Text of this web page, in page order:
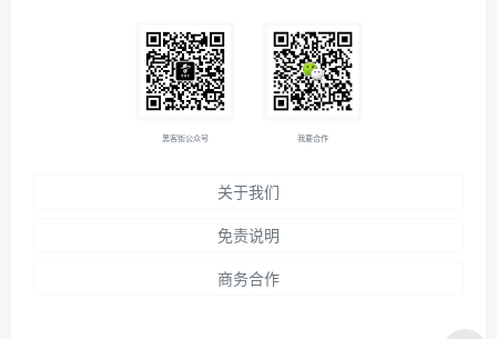
黑客街公众号 我要合作
关于我们
免责说明
商务合作